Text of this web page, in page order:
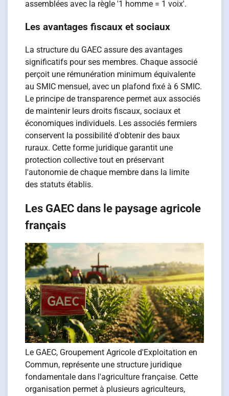
assemblées avec la règle '1 homme = 1 voix'.
Les avantages fiscaux et sociaux
La structure du GAEC assure des avantages
significatifs pour ses membres. Chaque associé
perçoit une rémunération minimum équivalente
au SMIC mensuel, avec un plafond fixé à 6 SMIC.
Le principe de transparence permet aux associés
de maintenir leurs droits fiscaux, sociaux et
économiques individuels. Les associés fermiers
conservent la possibilité d'obtenir des baux
ruraux. Cette forme juridique garantit une
protection collective tout en préservant
l'autonomie de chaque membre dans la limite
des statuts établis.
Les GAEC dans le paysage agricole
français
Le GAEC, Groupement Agricole d'Exploitation en
Commun, représente une structure juridique
fondamentale dans l'agriculture française. Cette
organisation permet à plusieurs agriculteurs,